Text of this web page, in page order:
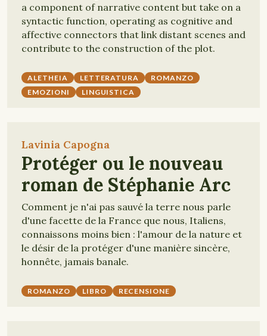
a component of narrative content but take on a
syntactic function, operating as cognitive and
affective connectors that link distant scenes and
contribute to the construction of the plot.
ALETHEIA LETTERATURA
ROMANZO
EMOZIONI
LINGUISTICA
Lavinia Capogna
Protéger ou le nouveau
roman de Stéphanie Arc
Comment je n'ai pas sauvé la terre nous parle
d'une facette de la France que nous, Italiens,
connaissons moins bien : l'amour de la nature et
le désir de la protéger d'une manière sincère,
honnête, jamais banale.
ROMANZO LIBRO RECENSIONE